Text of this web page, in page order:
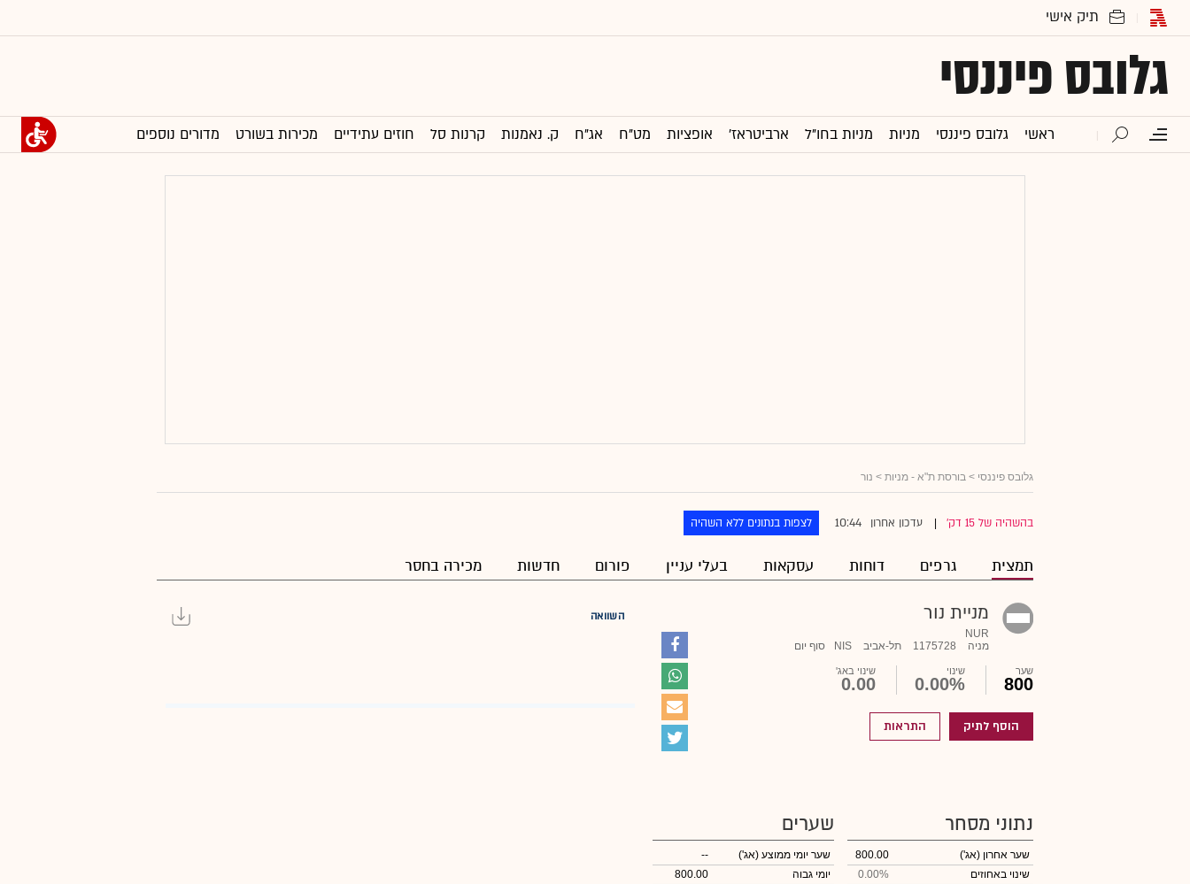
גלובס פיננסי
ראשי גלובס פיננסי מניות מניות בחו"ל ארביטראז' אופציות מט"ח אג"ח ק. נאמנות קרנות סל חוזים עתידיים מכירות בשורט מדורים נוספים
גלובס פיננסי > בורסת ת"א - מניות > נור
בהשהיה של 15 דק' עדכון אחרון 10:44 לצפות בנתונים ללא השהיה
תמצית גרפים דוחות עסקאות בעלי עניין פורום חדשות מכירה בחסר
מניית נור
NUR
מניה
1175728 תל-אביב NIS סוף יום
שער
800
שינוי
0.00%
שינוי באג'
0.00
הוסף לתיק התראות
השוואה
נתוני מסחר
שער אחרון (אג')
800.00
שינוי באחוזים
0.00%
שערים
שער יומי ממוצע (אג')
--
יומי גבוה
800.00